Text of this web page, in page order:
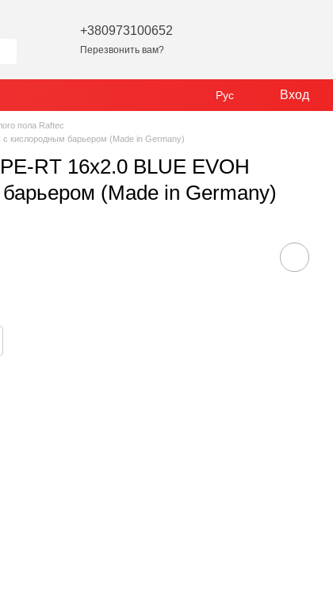
+380973100652
Перезвонить вам?
Рус Вход
пола Raftec
с кислородным барьером (Made in Germany)
RT 16x2.0 BLUE EVOH
(Made in Germany)